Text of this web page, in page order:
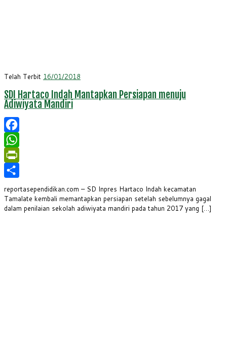
Telah Terbit 16/01/2018
SDI Hartaco Indah Mantapkan Persiapan menuju
Adiwiyata Mandiri
Facebook
WhatsApp
PrintFriendly
Share
reportasependidikan.com – SD Inpres Hartaco Indah kecamatan
Tamalate kembali memantapkan persiapan setelah sebelumnya gagal
dalam penilaian sekolah adiwiyata mandiri pada tahun 2017 yang […]